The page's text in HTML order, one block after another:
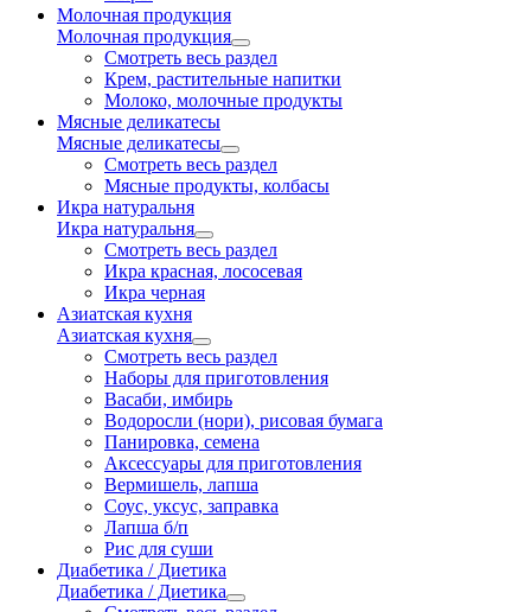
Молочная продукция
Молочная продукция
Смотреть весь раздел
Крем, растительные напитки
Молоко, молочные продукты
Мясные деликатесы
Мясные деликатесы
Смотреть весь раздел
Мясные продукты, колбасы
Икра натуральня
Икра натуральня
Смотреть весь раздел
Икра красная, лососевая
Икра черная
Азиатская кухня
Азиатская кухня
Смотреть весь раздел
Наборы для приготовления
Васаби, имбирь
Водоросли (нори), рисовая бумага
Панировка, семена
Аксессуары для приготовления
Вермишель, лапша
Соус, уксус, заправка
Лапша б/п
Рис для суши
Диабетика / Диетика
Диабетика / Диетика